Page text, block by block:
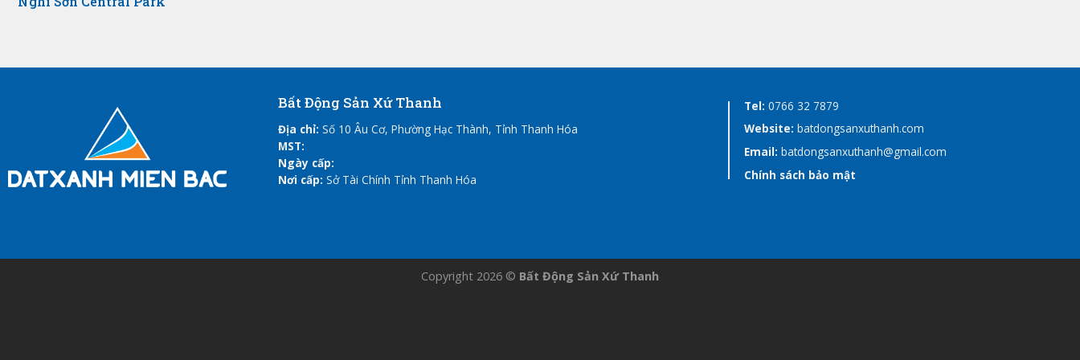
Bất Động Sản Xứ Thanh
Địa chỉ: Số 10 Âu Cơ, Phường Hạc Thành, Tỉnh Thanh Hóa
MST:
Ngày cấp:
Nơi cấp: Sở Tài Chính Tỉnh Thanh Hóa
Tel: 0766 32 7879
Website: batdongsanxuthanh.com
Email: batdongsanxuthanh@gmail.com
Chính sách bảo mật
Copyright 2026 © Bất Động Sản Xứ Thanh